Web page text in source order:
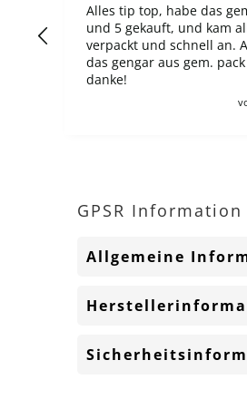
Alles tip top, habe das
und 5 gekauft, und kam
verpackt und schnell an.
das gengar aus gem.
danke!
GPSR Information
Allgemeine